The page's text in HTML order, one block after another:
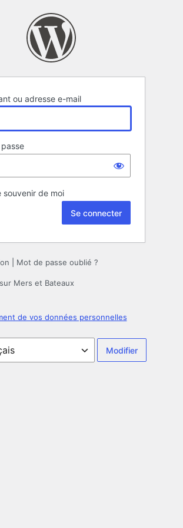
ou adresse e-mail
souvenir de moi
Mot de passe oublié ?
Mers et Bateaux
de vos données personnelles